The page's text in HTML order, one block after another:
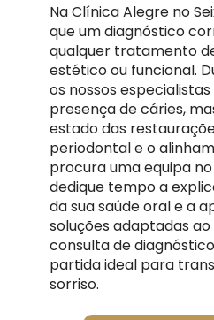
Na Clínica Alegre no
que um diagnóstico
qualquer tratamento
estético ou funcional.
os nossos
presença de cáries,
estado das
periodontal e o
procura uma equipa no
dedique tempo a
da sua saúde oral e a
soluções adaptadas ao
consulta de
partida ideal para
sorriso.